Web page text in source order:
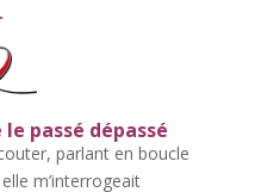
le passé dépassé
parlant en boucle
m’interrogeait